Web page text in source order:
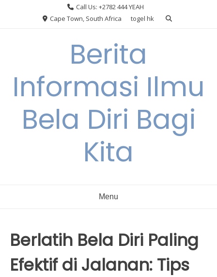
Call Us: +2782 444 YEAH
Cape Town, South Africa
togel hk
Berita
Informasi Ilmu
Bela Diri Bagi
Kita
Menu
Berlatih Bela Diri Paling
Efektif di Jalanan: Tips